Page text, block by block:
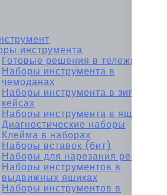
инструмента
Готовые решения в тележках
Наборы инструмента в
чемоданах
Наборы инструмента в зип-
кейсах
Наборы инструмента в ящиках
Диагностические наборы
Клейма в наборах
Наборы вставок (бит)
Наборы для нарезания резьбы
Наборы инструментов в
выдвижных ящиках
Наборы инструментов в